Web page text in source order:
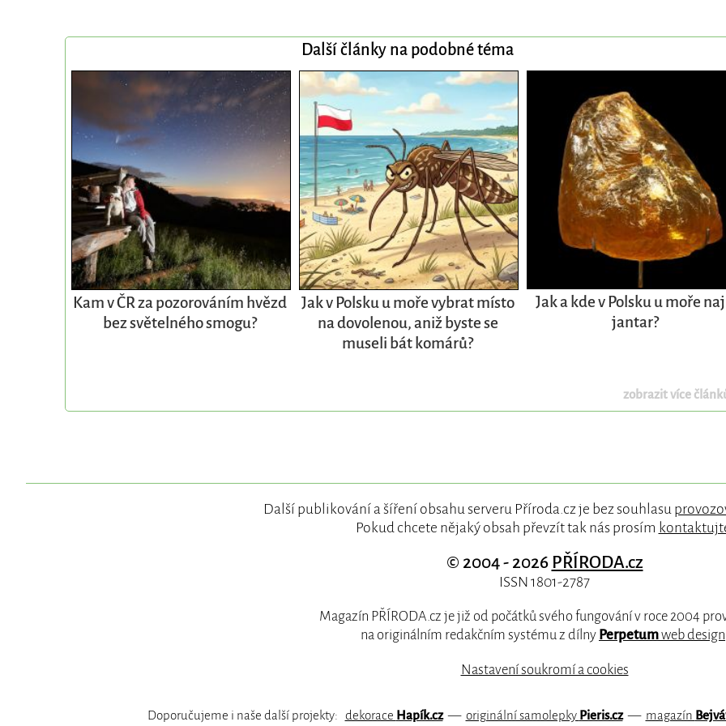
Další články na podobné téma
Kam v ČR za pozorováním hvězd
bez světelného smogu?
Jak v Polsku u moře vybrat místo
na dovolenou, aniž byste se
museli bát komárů?
Jak a kde v Polsku u moře
jantar?
zobrazit více
Další publikování a šíření obsahu serveru Příroda.cz je bez souhlasu
Pokud chcete nějaký obsah převzít tak nás prosím
© 2004 - 2026 PŘÍRODA.cz
ISSN 1801-2787
Magazín PŘÍRODA.cz je již od počátků svého fungování v roce 2004
na originálním redakčním systému z dílny Perpetumweb design
Nastavení soukromí a cookies
Doporučujeme i naše další projekty: dekorace Hapík.cz— originální samolepky Pieris.cz— magazín